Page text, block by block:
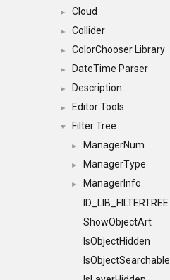
► Cloud
► Collider
► ColorChooser Library
► DateTime Parser
► Description
► Editor Tools
▼ Filter Tree
► ManagerNum
► ManagerType
►
ManagerInfo
ID_LIB_FILTERTREE
ShowObjectArt
IsObjectHidden
IsObjectSearchable